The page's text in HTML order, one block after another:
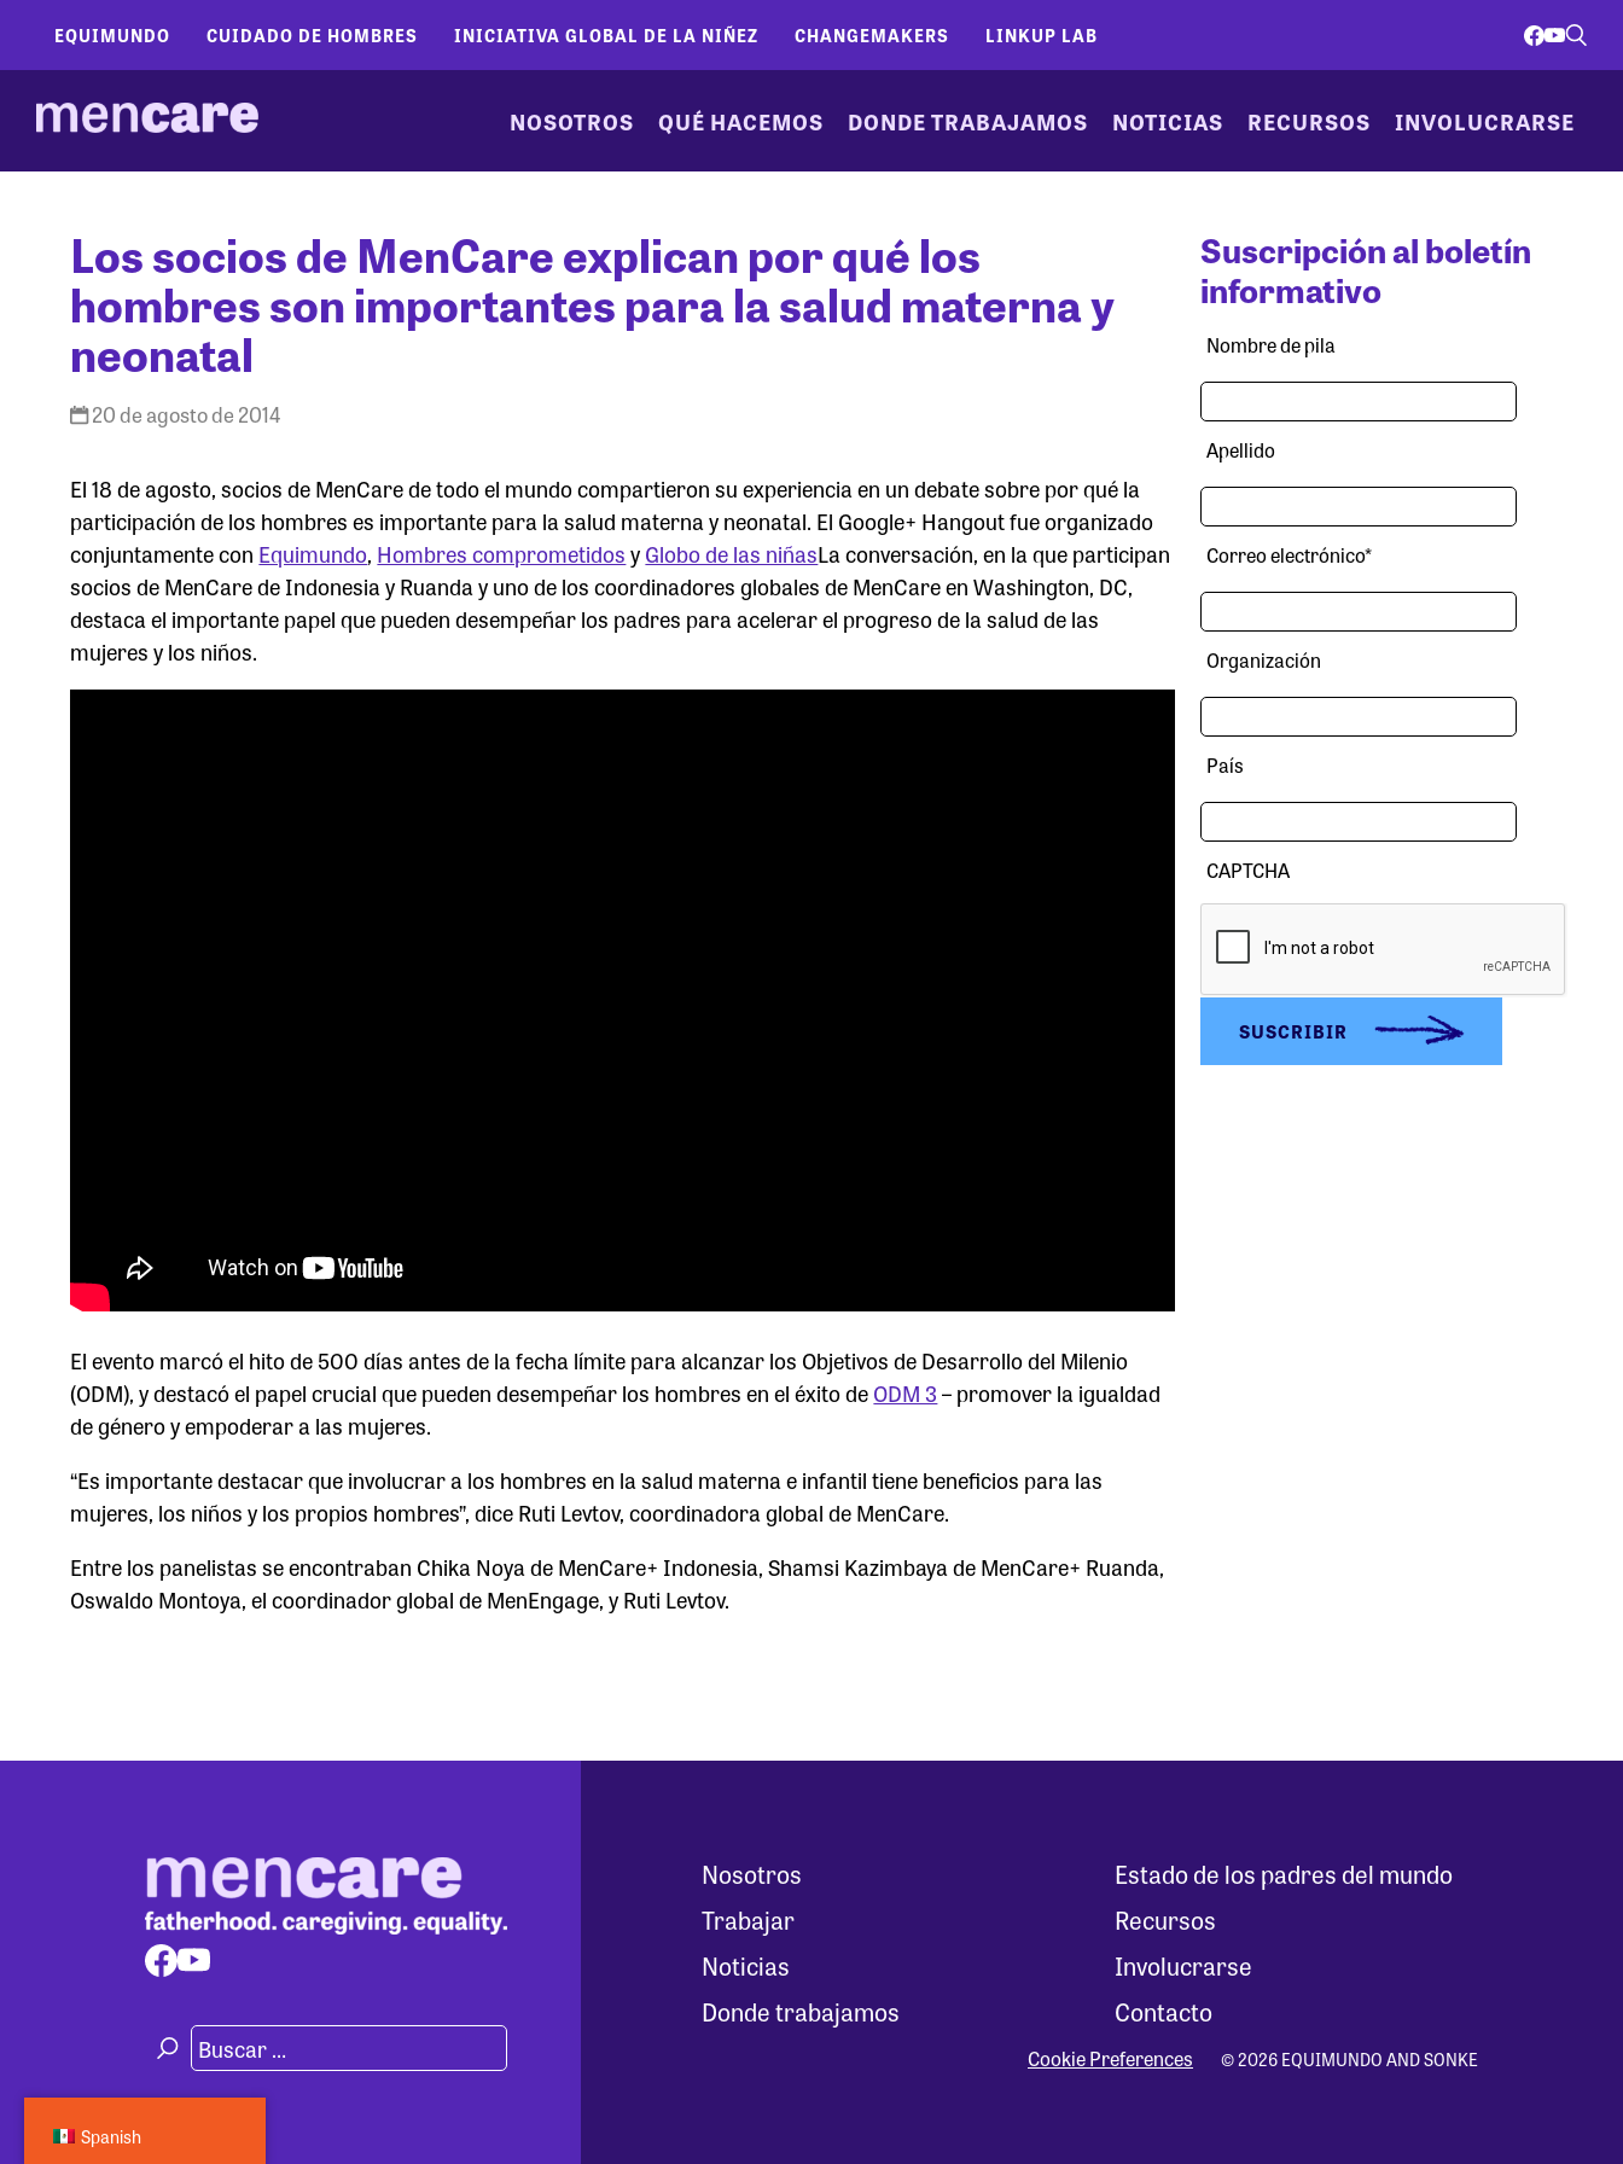
EQUIMUNDO CUIDADO DE HOMBRES INICIATIVA GLOBAL DE LA NIÑEZ CHANGEMAKERS LINKUP LAB
NOSOTROS QUÉ HACEMOS DONDE TRABAJAMOS NOTICIAS RECURSOS INVOLUCRARSE
Los socios de MenCare explican por qué los
hombres son importantes para la salud materna y
neonatal
20 de agosto de 2014
El 18 de agosto, socios de MenCare de todo el mundo compartieron su experiencia en un debate sobre por qué la
participación de los hombres es importante para la salud materna y neonatal. El Google+ Hangout fue organizado
conjuntamente con Equimundo, Hombres comprometidosyGlobo de las niñasLa conversación, en la que participan
socios de MenCare de Indonesia y Ruanda y uno de los coordinadores globales de MenCare en Washington, DC,
destaca el importante papel que pueden desempeñar los padres para acelerar el progreso de la salud de las
mujeres y los niños.
El evento marcó el hito de 500 días antes de la fecha límite para alcanzar los Objetivos de Desarrollo del Milenio
(ODM), y destacó el papel crucial que pueden desempeñar los hombres en el éxito deODM 3– promover la igualdad
de género y empoderar a las mujeres.
“Es importante destacar que involucrar a los hombres en la salud materna e infantil tiene beneficios para las
mujeres, los niños y los propios hombres”, dice Ruti Levtov, coordinadora global de MenCare.
Entre los panelistas se encontraban Chika Noya de MenCare+ Indonesia, Shamsi Kazimbaya de MenCare+ Ruanda,
Oswaldo Montoya, el coordinador global de MenEngage, y Ruti Levtov.
Suscripción al boletín
informativo
Nombre de pila
Apellido
Correo electrónico*
Organización
País
CAPTCHA
Nosotros
Trabajar
Noticias
Donde trabajamos
Estado de los padres del mundo
Recursos
Involucrarse
Contacto
Cookie Preferences © 2026 EQUIMUNDO AND SONKE
Spanish